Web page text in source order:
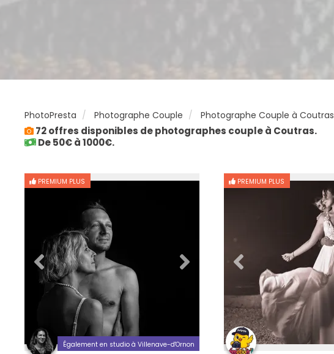
PhotoPresta Photographe Couple Photographe Couple à Coutras
72 offres disponibles de photographes couple à Coutras.
De 50€ à 1000€.
PREMIUM PLUS
Également en studio à Villenave-d'Ornon
PREMIUM PLUS